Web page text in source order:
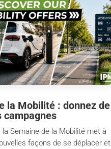
la Mobilité : donnez de
campagnes
la Semaine de la Mobilité met à
façons de se déplacer et